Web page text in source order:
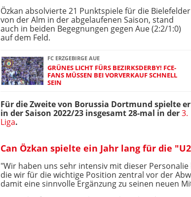
Özkan absolvierte 21 Punktspiele für die Bielefelder
von der Alm in der abgelaufenen Saison, stand
auch in beiden Begegnungen gegen Aue (2:2/1:0)
auf dem Feld.
FC ERZGEBIRGE AUE
GRÜNES LICHT FÜRS BEZIRKSDERBY! FCE-
FANS MÜSSEN BEI VORVERKAUF SCHNELL
SEIN
Für die Zweite von Borussia Dortmund spielte er
in der Saison 2022/23 insgesamt 28-mal in der3.
Liga.
Can Özkan spielte ein Jahr lang für die
"Wir haben uns sehr intensiv mit dieser
die wir für die wichtige Position zentral vor der
damit eine sinnvolle Ergänzung zu seinen neuen